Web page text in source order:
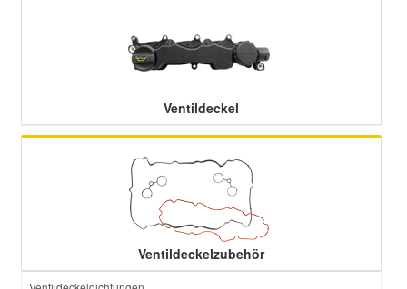
Ventildeckel
Ventildeckelzubehör